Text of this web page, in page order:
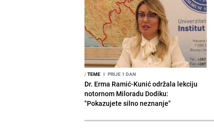
/TEME I PRIJE 1 DAN
Dr. Erma Ramić-Kunić održala lekciju
notornom Miloradu Dodiku:
"Pokazujete silno neznanje"